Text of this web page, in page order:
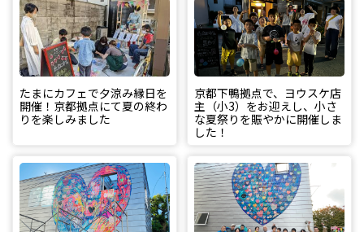
たまにカフェで夕涼み縁日を
開催！京都拠点にて夏の終わ
りを楽しみました
京都下鴨拠点で、ヨウスケ店
主（小3）をお迎えし、小さ
な夏祭りを賑やかに開催しま
した！